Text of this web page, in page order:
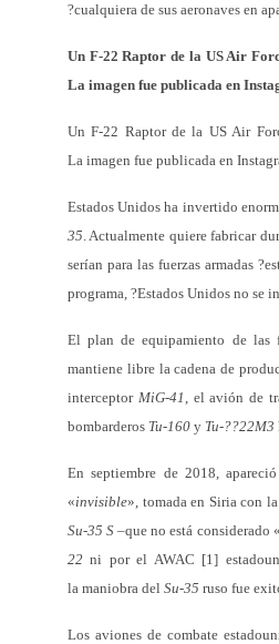
?cualquiera de sus aeronaves en
Un F-22 Raptor de la US Air
La imagen fue publicada en
Un F-22 Raptor de la US Air
La imagen fue publicada en
Estados Unidos ha invertido
35. Actualmente quiere fabricar
serían para las fuerzas armadas
programa, ?Estados Unidos no se
El plan de equipamiento de las
mantiene libre la cadena de
interceptor MiG-41, el avión de
bombarderos Tu-160 y Tu-??22M3
En septiembre de 2018,
«invisible», tomada en Siria con
Su-35 S –que no está considerado «
22 ni por el AWAC [1]
la maniobra del Su-35 ruso fue
Los aviones de combate